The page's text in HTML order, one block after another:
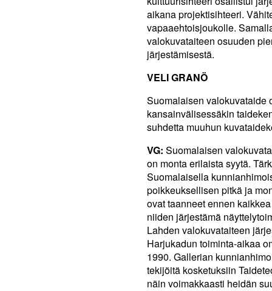
aikana projektisihteeri.
vapaaehtoisjoukolle.
valokuvataiteen osuuden
järjestämisestä.
VELI GRANÖ
Suomalaisen valokuvataide
kansainvälisessäkin
suhdetta muuhun
VG: Suomalaisen
on monta erilaista syytä.
Suomalaisella
poikkeuksellisen pitkä ja
ovat taanneet ennen
niiden järjestämä
Lahden valokuvataiteen
Harjukadun toiminta-aikaa
1990. Gallerian
tekijöitä kosketuksiin
näin voimakkaasti heidän